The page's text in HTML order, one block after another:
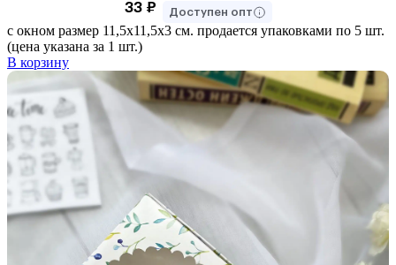
33 ₽ Доступен опт
с окном размер 11,5х11,5х3 см. продается упаковками по 5 шт.
(цена указана за 1 шт.)
В корзину